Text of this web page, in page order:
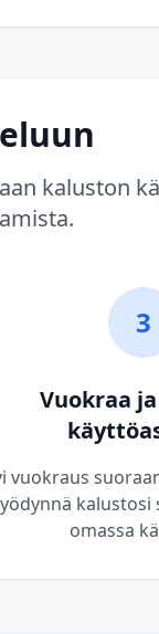
kaluston
3
Vuokraa
vuokraus
kalustosi
omassa